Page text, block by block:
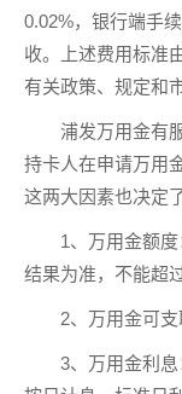
0.02%，银行端手
收。上述费用标准
有关政策、规定和
浦发万用金有
持卡人在申请万用
这两大因素也决定
1、万用金额
结果为准，不能超
2、万用金可支
3、万用金利